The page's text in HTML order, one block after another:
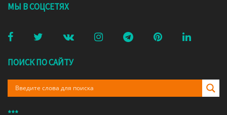
МЫ В СОЦСЕТЯХ
ПОИСК ПО САЙТУ